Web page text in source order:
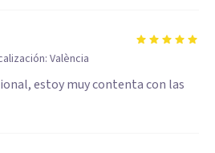
València
estoy muy contenta con las